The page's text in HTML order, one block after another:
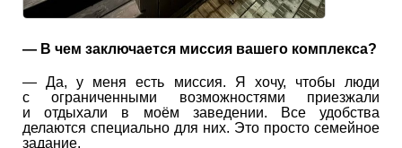
— В чем заключается миссия вашего комплекса?
— Да, у меня есть миссия. Я хочу, чтобы люди
с ограниченными возможностями приезжали
и отдыхали в моём заведении. Все удобства
делаются специально для них. Это просто семейное
задание.